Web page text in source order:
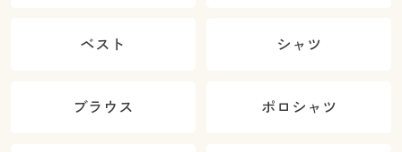
ベスト シャツ
ブラウス ポロシャツ